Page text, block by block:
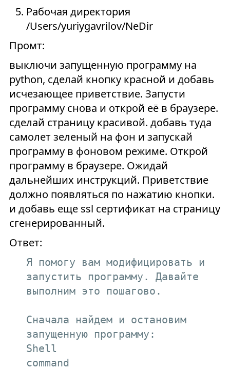
Рабочая директория
/Users/yuriygavrilov/NeDir
Промт:
выключи запущенную программу на
python, сделай кнопку красной и добавь
исчезающее приветствие. Запусти
программу снова и открой её в браузере.
сделай страницу красивой. добавь туда
самолет зеленый на фон и запускай
программу в фоновом режиме. Открой
программу в браузере. Ожидай
дальнейших инструкций. Приветствие
должно появляться по нажатию кнопки.
и добавь еще ssl сертификат на страницу
сгенерированный.
Ответ:
Я помогу вам модифицировать и
запустить программу. Давайте
выполним это пошагово.
Сначала найдем и остановим
запущенную программу:
Shell
command